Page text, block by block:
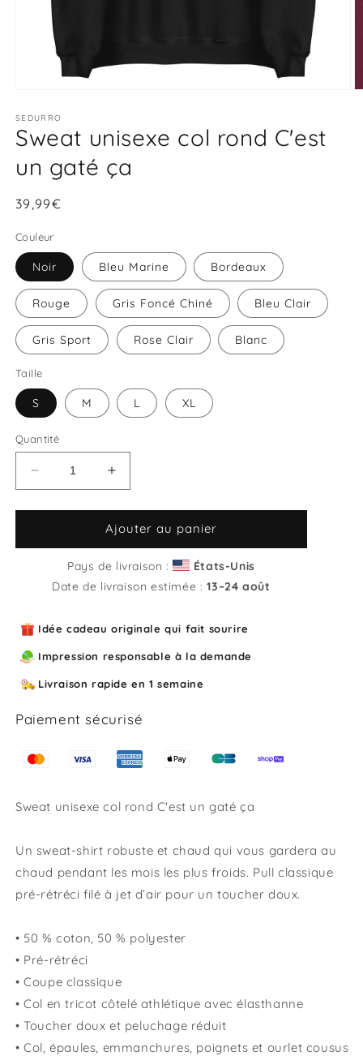
média
1
dans
fenêtre
modale
SEDURRO
Sweat unisexe col rond C'est
un gaté ça
Prix
39,99€
Couleur
Noir Bleu Marine Bordeaux
Rouge Gris Foncé Chiné Bleu Clair
Gris Sport Rose Clair Blanc
Taille
S M L XL
Quantité
Réduire
la
quantité
Sweat
unisexe
un
ça
Augmenter
la
quantité
de
Sweat
unisexe
col
un
ça
Ajouter au panier
Pays de livraison :
États-Unis
Date de livraison estimée :13⁠–24 août
Idée cadeau originale qui fait sourire
Impression responsable à la demande
Livraison rapide en 1 semaine
Paiement sécurisé
Sweat unisexe col rond C'est un gaté ça
Un sweat-shirt robuste et chaud qui vous gardera au
chaud pendant les mois les plus froids. Pull classique
pré-rétréci filé à jet d’air pour un toucher doux.
• 50 % coton, 50 % polyester
• Pré-rétréci
• Coupe classique
• Col en tricot côtelé athlétique avec élasthanne
• Toucher doux et peluchage réduit
• Col, épaules, emmanchures, poignets et ourlet cousus